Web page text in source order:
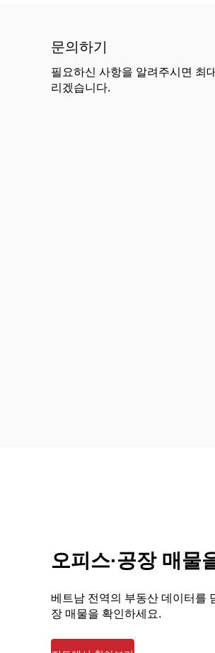
문의하기
필요하신 사항을 알려주시면 최
리겠습니다.
오피스·공장 매물
베트남 전역의 부동산 데이터를
장 매물을 확인하세요.